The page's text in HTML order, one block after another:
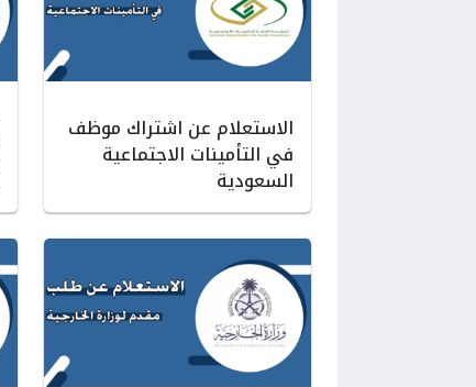
الاستعلام عن اشتراك موظف
في التأمينات الاجتماعية
السعودية